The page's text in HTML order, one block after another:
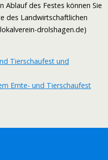
Ablauf des Festes können Sie
des Landwirtschaftlichen
drolshagen.de)
Tierschaufest und
Ernte- und Tierschaufest